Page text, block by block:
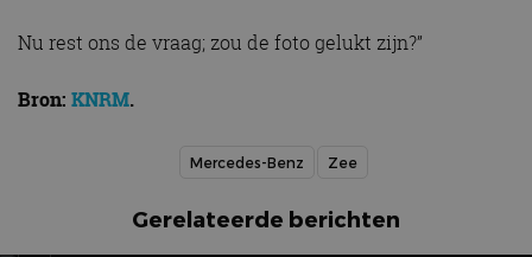
Nu rest ons de vraag; zou de foto gelukt zijn?”
Bron: KNRM.
Mercedes-Benz Zee
Gerelateerde berichten